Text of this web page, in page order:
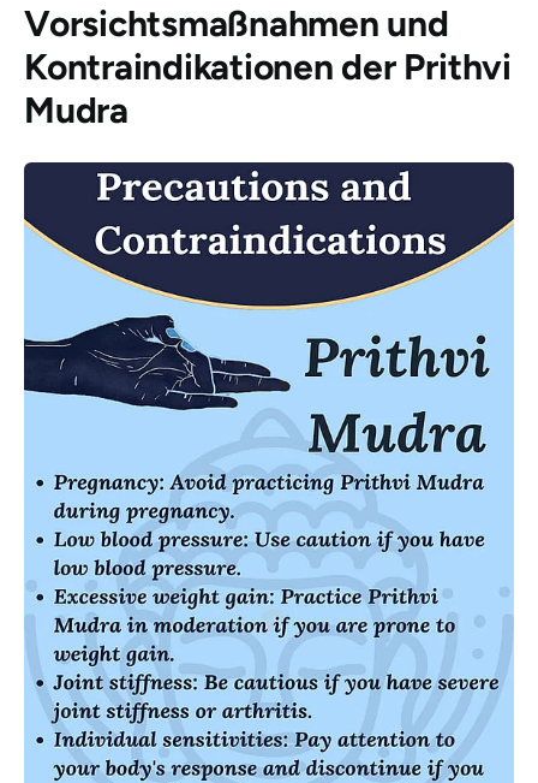
Vorsichtsmaßnahmen und
Kontraindikationen der Prithvi
Mudra